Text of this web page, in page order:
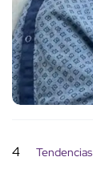
4 Tendencias